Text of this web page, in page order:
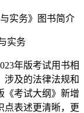
实务》图书简介
年版考试用书相
涉及的法律法规和
《考试大纲》新增
点表述更清晰，更